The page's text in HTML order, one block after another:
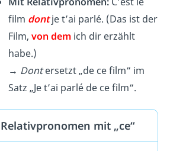
film dontje t’ai parlé. (Das ist der
Film, von demich dir erzählt
habe.)
→ Dontersetzt „de ce film“ im
Satz „Je t’ai parlé de ce film“.
Relativpronomen mit „ce“